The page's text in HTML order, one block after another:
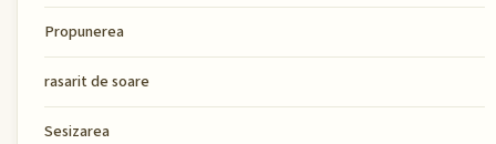
Propunerea
rasarit de soare
Sesizarea